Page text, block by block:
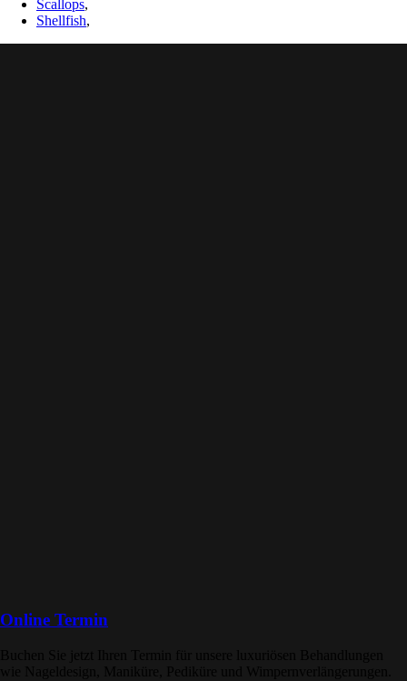
Scallops,
Shellfish,
Online Termin